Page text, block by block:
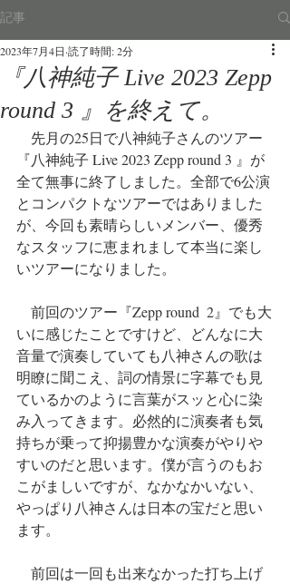
記事
『八神純子 Live 2023 Zepp
round 3 』を終えて。
2023年7月4日 読了時間: 2分
先月の25日で八神純子さんのツアー
『八神純子 Live 2023 Zepp round 3 』が
全て無事に終了しました。全部で6公演
とコンパクトなツアーではありました
が、今回も素晴らしいメンバー、優秀
なスタッフに恵まれまして本当に楽し
いツアーになりました。
前回のツアー『Zepp round  2』でも大
いに感じたことですけど、どんなに大
音量で演奏していても八神さんの歌は
明瞭に聞こえ、詞の情景に字幕でも見
ているかのように言葉がスッと心に染
み入ってきます。必然的に演奏者も気
持ちが乗って抑揚豊かな演奏がやりや
すいのだと思います。僕が言うのもお
こがましいですが、なかなかいない、
やっぱり八神さんは日本の宝だと思い
ます。
前回は一回も出来なかった打ち上げ